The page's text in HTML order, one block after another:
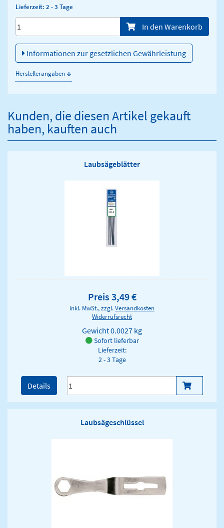
Lieferzeit: 2 - 3 Tage
Menge/Pieces In den Warenkorb
Informationen zur gesetzlichen Gewährleistung
Herstellerangaben↓
Kunden, die diesen Artikel gekauft
haben, kauften auch
Laubsägeblätter
Preis 3,49 €
inkl. MwSt., zzgl.Versandkosten
Widerrufsrecht
Gewicht0.0027 kg
Sofort lieferbar
Lieferzeit:
2 - 3 Tage
Details
Laubsägeschlüssel